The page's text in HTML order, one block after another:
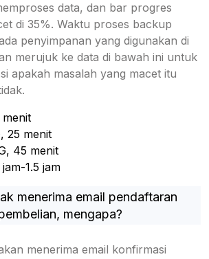
data, dan bar progres
di 35%. Waktu proses backup
penyimpanan yang digunakan di
merujuk ke data di bawah ini untuk
apakah masalah yang macet itu
menit
25 menit
45 menit
1.5 jam
menerima email pendaftaran
mengapa?
menerima email konfirmasi